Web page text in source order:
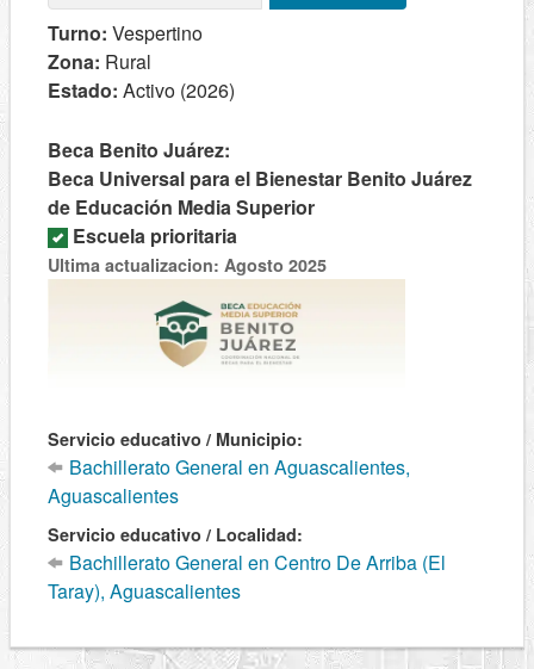
Turno: Vespertino
Zona: Rural
Estado: Activo (2026)
Beca Benito Juárez:
Beca Universal para el Bienestar Benito Juárez
de Educación Media Superior
Escuela prioritaria
Ultima actualizacion: Agosto 2025
Servicio educativo / Municipio:
Bachillerato General en Aguascalientes,
Aguascalientes
Servicio educativo / Localidad:
Bachillerato General en Centro De Arriba (El
Taray), Aguascalientes